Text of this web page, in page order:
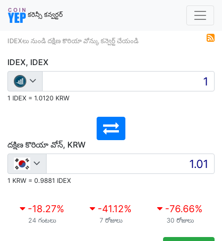
కరెన్సీ కన్వర్టర్
IDEXలు నుండి దక్షిణ కొరియా వోన్కు కన్వెర్ట్ చేయండి
IDEX, IDEX
1 IDEX = 1.0120 KRW
దక్షిణ కొరియా వోన్, KRW
1 KRW = 0.9881 IDEX
-18.27%
24 గంటలు
-41.12%
7 రోజులు
-76.66%
30 రోజులు